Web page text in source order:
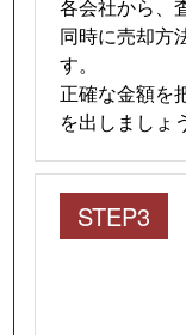
各会社から、
同時に売却方
す。
正確な金額を
を出しましょ
STEP3